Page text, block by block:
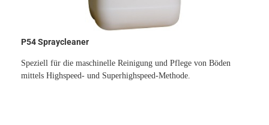
P54 Spraycleaner
Speziell für die maschinelle Reinigung und Pflege von Böden
mittels Highspeed- und Superhighspeed-Methode.